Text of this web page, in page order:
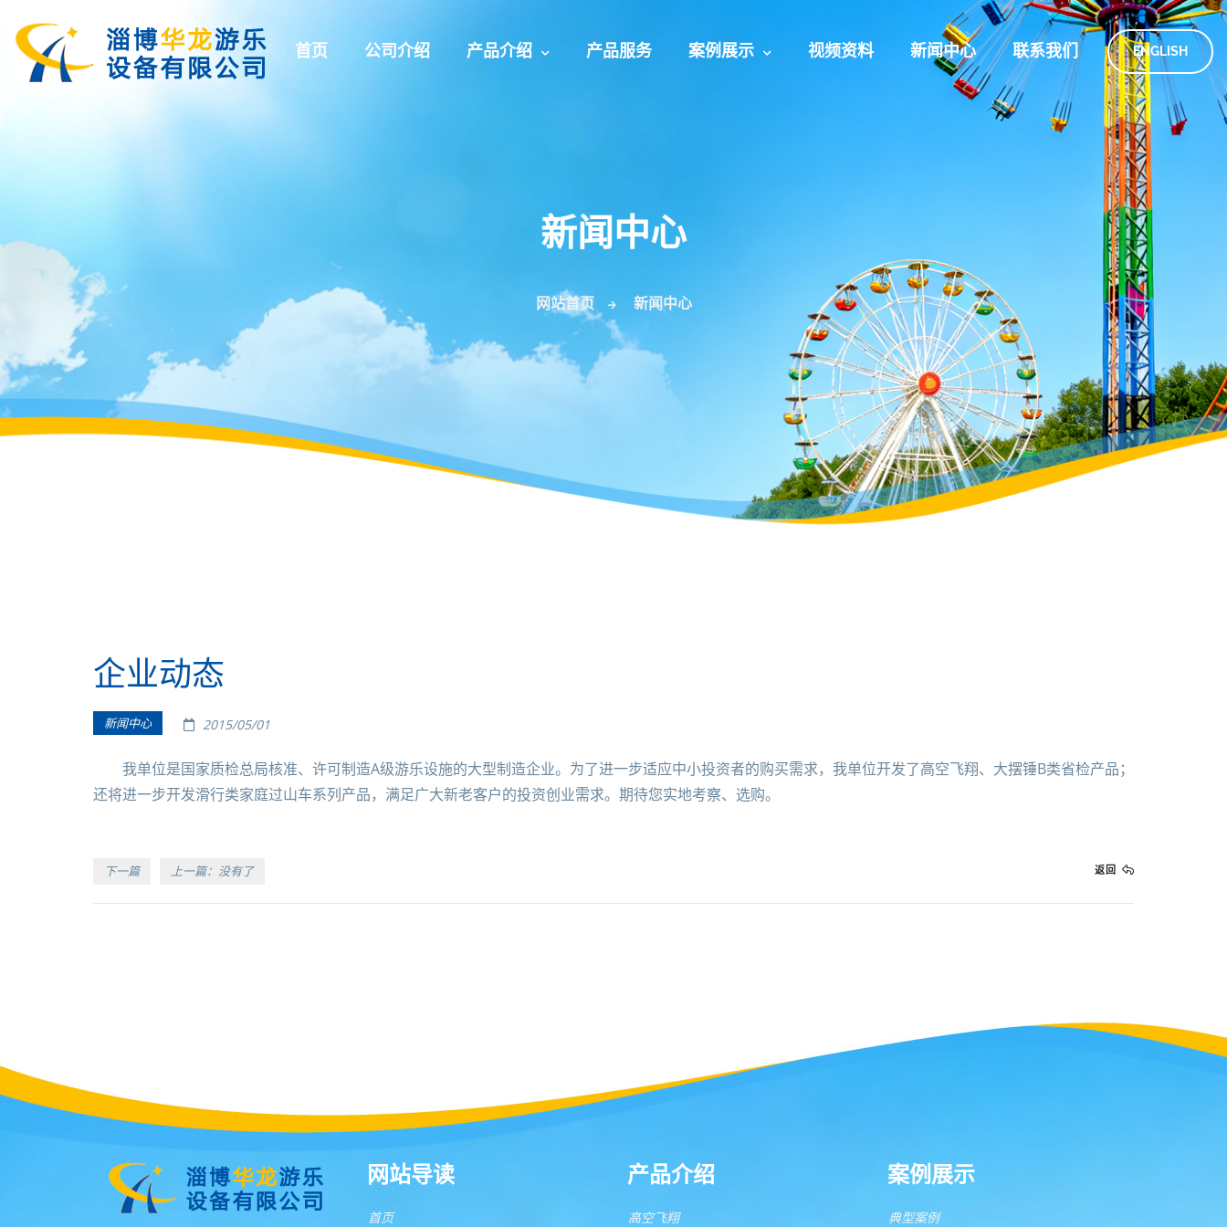
首页 公司介绍 产品介绍 产品服务 案例展示 视频资料 新闻中心 联系我们 ENGLISH
新闻中心
网站首页 新闻中心
企业动态
新闻中心 2015/05/01
我单位是国家质检总局核准、许可制造A级游乐设施的大型制造企业。为了进一步适应中小投资者的购买需求，我单位开发了高空飞翔、大摆锤B类省检产品；
还将进一步开发滑行类家庭过山车系列产品，满足广大新老客户的投资创业需求。期待您实地考察、选购。
下一篇 上一篇：没有了 返回
网站导读
首页
产品介绍
高空飞翔
案例展示
典型案例